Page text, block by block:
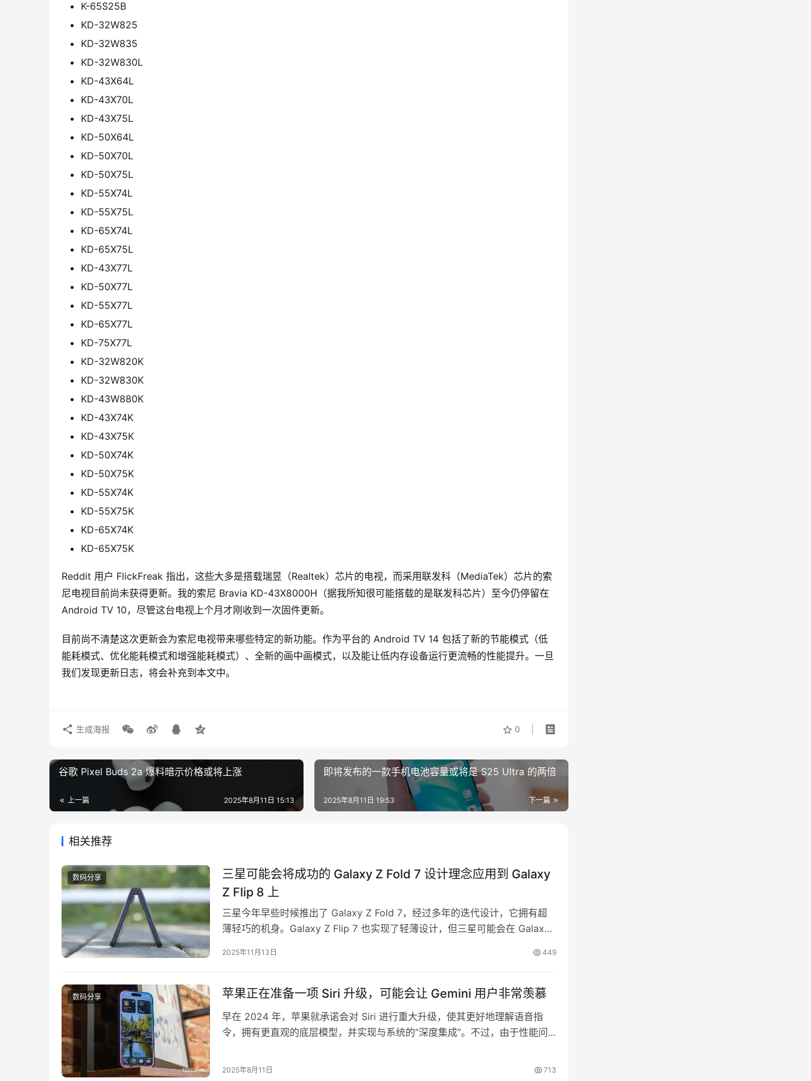
K-65S25B
KD-32W825
KD-32W835
KD-32W830L
KD-43X64L
KD-43X70L
KD-43X75L
KD-50X64L
KD-50X70L
KD-50X75L
KD-55X74L
KD-55X75L
KD-65X74L
KD-65X75L
KD-43X77L
KD-50X77L
KD-55X77L
KD-65X77L
KD-75X77L
KD-32W820K
KD-32W830K
KD-43W880K
KD-43X74K
KD-43X75K
KD-50X74K
KD-50X75K
KD-55X74K
KD-55X75K
KD-65X74K
KD-65X75K
Reddit 用户 FlickFreak 指出，这些大多是搭载瑞昱（Realtek）芯片的电视，而采用联发科（MediaTek）芯片的索
尼电视目前尚未获得更新。我的索尼 Bravia KD-43X8000H（据我所知很可能搭载的是联发科芯片）至今仍停留在
Android TV 10，尽管这台电视上个月才刚收到一次固件更新。
目前尚不清楚这次更新会为索尼电视带来哪些特定的新功能。作为平台的 Android TV 14 包括了新的节能模式（低
能耗模式、优化能耗模式和增强能耗模式）、全新的画中画模式，以及能让低内存设备运行更流畅的性能提升。一旦
我们发现更新日志，将会补充到本文中。
0
生成海报
谷歌 Pixel Buds 2a 爆料暗示价格或将上涨
上一篇 2025年8月11日 15:13
即将发布的一款手机电池容量或将是 S25 Ultra 的两倍
下一篇
2025年8月11日 19:53
相关推荐
数码分享
三星可能会将成功的 Galaxy Z Fold 7 设计理念应用到 Galaxy
Z Flip 8 上
三星今年早些时候推出了 Galaxy Z Fold 7，经过多年的迭代设计，它拥有超
薄轻巧的机身。Galaxy Z Flip 7 也实现了轻薄设计，但三星可能会在 Galaxy
2025年11月13日 449
数码分享 苹果正在准备一项 Siri 升级，可能会让 Gemini 用户非常羡慕
早在 2024 年，苹果就承诺会对 Siri 进行重大升级，使其更好地理解语音指
令，拥有更直观的底层模型，并实现与系统的“深度集成”。不过，由于性能问
而没有从根本上升级 Siri。新版 Siri 预计将在明年某个时间发布。为了弥补长
2025年8月11日 713